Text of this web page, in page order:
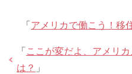
「 アメリカで働こう！移
「 ここが変だよ、アメリ
は？ 」